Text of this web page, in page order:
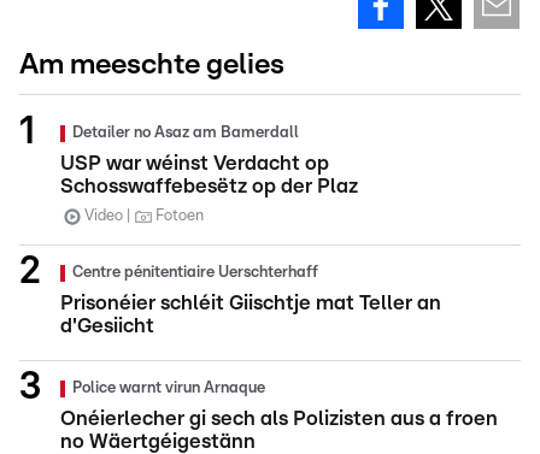
Am meeschte gelies
Detailer no Asaz am Bamerdall
USP war wéinst Verdacht op
Schosswaffebesëtz op der Plaz
Video Fotoen
Centre pénitentiaire Uerschterhaff
Prisonéier schléit Giischtje mat Teller an
d'Gesiicht
Police warnt virun Arnaque
Onéierlecher gi sech als Polizisten aus a froen
no Wäertgéigestänn